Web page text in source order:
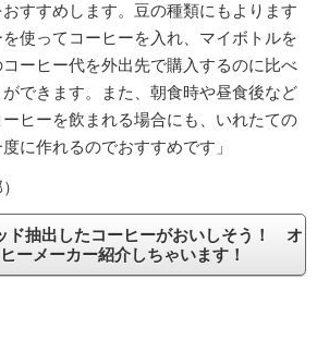
すすめします。豆の種類にもよります
使ってコーヒーを入れ、マイボトルを
ーヒー代を外出先で購入するのに比べ
できます。また、朝食時や昼食後など
ヒーを飲まれる場合にも、いれたての
に作れるのでおすすめです」
ド抽出したコーヒーがおいしそう！ オ
ーメーカー紹介しちゃいます！